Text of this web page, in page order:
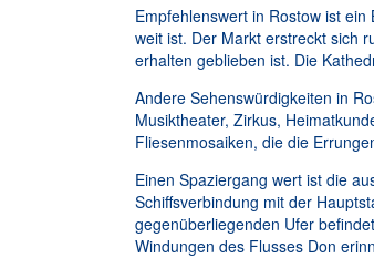
Empfehlenswert in Rostow ist
weit ist. Der Markt erstreckt sich
erhalten geblieben ist. Die
Andere Sehenswürdigkeiten in
Musiktheater, Zirkus,
Fliesenmosaiken, die die
Einen Spaziergang wert ist die
Schiffsverbindung mit der
gegenüberliegenden Ufer
Windungen des Flusses Don